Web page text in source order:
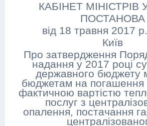
КАБІНЕТ МІНІСТРІВ
ПОСТАНОВА
від 18 травня 2017
Київ
Про затвердження
надання у 2017 році
державного бюджету
бюджетам на погашення
фактичною вартістю
послуг з
опалення, постачання